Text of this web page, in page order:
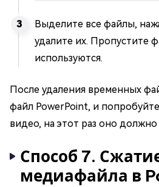
Выделите все файлы,
удалите их. Пропустите
используются.
После удаления временных
файл PowerPoint, и
видео, на этот раз оно
Способ 7.
медиафайла в